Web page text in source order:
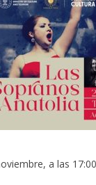
a las